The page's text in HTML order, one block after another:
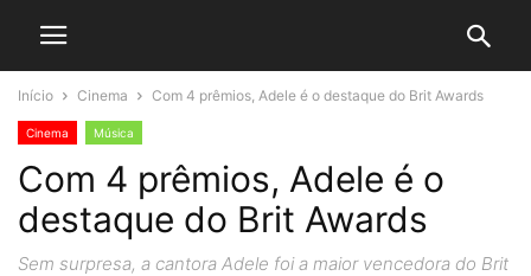
Início Cinema Com 4 prêmios, Adele é o destaque do Brit Awards
Cinema Música
Com 4 prêmios, Adele é o
destaque do Brit Awards
Sem surpresa, a cantora Adele foi a maior vencedora do Brit